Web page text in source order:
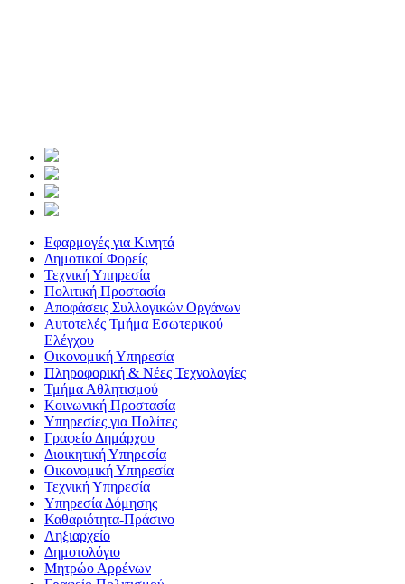
Εφαρμογές για Κινητά
Δημοτικοί Φορείς
Τεχνική Υπηρεσία
Πολιτική Προστασία
Αποφάσεις Συλλογικών Οργάνων
Αυτοτελές Τμήμα Εσωτερικού
Ελέγχου
Οικονομική Υπηρεσία
Πληροφορική & Νέες Τεχνολογίες
Τμήμα Αθλητισμού
Κοινωνική Προστασία
Υπηρεσίες για Πολίτες
Γραφείο Δημάρχου
Διοικητική Υπηρεσία
Οικονομική Υπηρεσία
Τεχνική Υπηρεσία
Υπηρεσία Δόμησης
Καθαριότητα-Πράσινο
Ληξιαρχείο
Δημοτολόγιο
Μητρώο Αρρένων